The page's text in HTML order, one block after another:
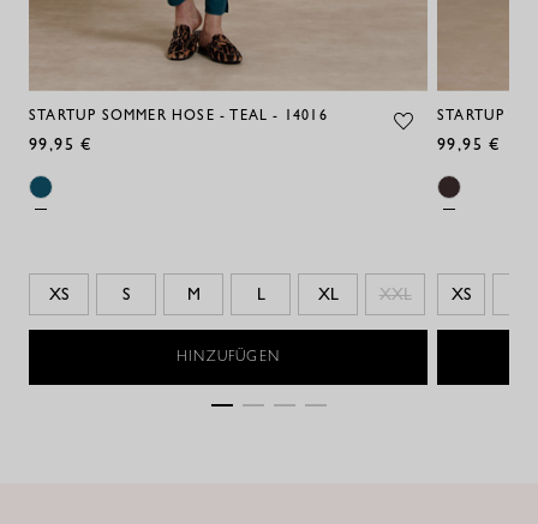
STARTUP SOMMER HOSE - TEAL - 14016
99,95 €
XS S M L XL XXL
HINZUFÜGEN
STARTUP
99,95 €
XS